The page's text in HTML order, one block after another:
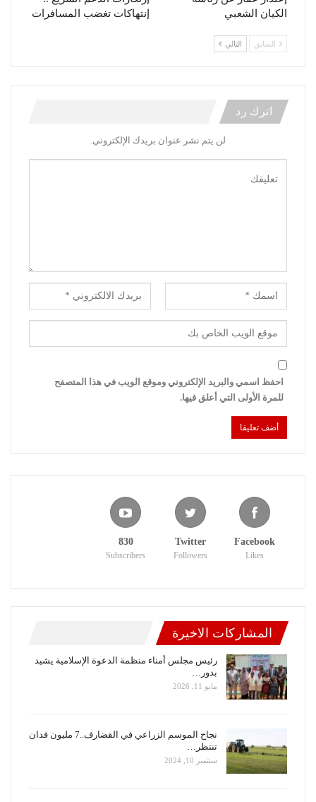
الكيان الشعبي
إنتهاكات تغضب المسافرات
السابق التالي
اترك رد
لن يتم نشر عنوان بريدك الإلكتروني.
احفظ اسمي والبريد الإلكتروني وموقع الويب في هذا المتصفح
للمرة الأولى التي أعلق فيها.
Facebook
Likes
Twitter
Followers
830
Subscribers
المشاركات الاخيرة
رئيس مجلس أمناء منظمة الدعوة الإسلامية يشيد
بدور…
مايو 11, 2026
نجاح الموسم الزراعي في القضارف..7 مليون فدان
تنتظر…
سبتمبر 10, 2024